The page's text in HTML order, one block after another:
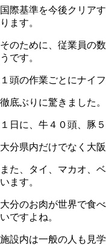
国際基準を今後クリア
ります。
そのために、従業員の
うです。
１頭の作業ごとにナイ
徹底ぶりに驚きました。
１日に、牛４０頭、豚
大分県内だけでなく大
また、タイ、マカオ、
います。
大分のお肉が世界で食
いですよね。
施設内は一般の人も見